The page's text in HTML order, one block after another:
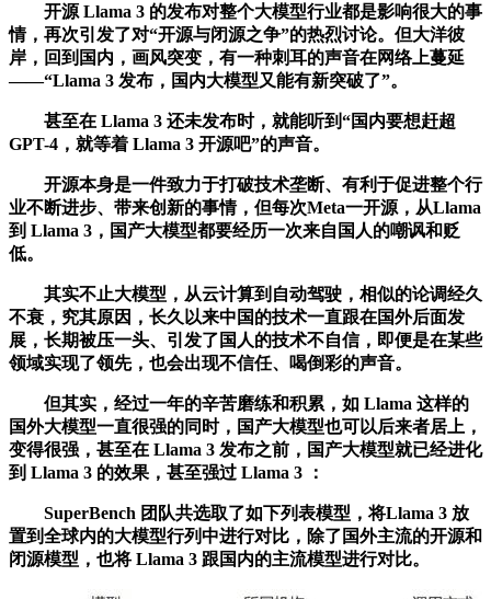
开源 Llama 3 的发布对整个大模型行业都是影响很大的事
情，再次引发了对“开源与闭源之争”的热烈讨论。但大洋彼
岸，回到国内，画风突变，有一种刺耳的声音在网络上蔓延
——“Llama 3 发布，国内大模型又能有新突破了”。
甚至在 Llama 3 还未发布时，就能听到“国内要想赶超
GPT-4，就等着 Llama 3 开源吧”的声音。
开源本身是一件致力于打破技术垄断、有利于促进整个行
业不断进步、带来创新的事情，但每次Meta一开源，从Llama
到 Llama 3，国产大模型都要经历一次来自国人的嘲讽和贬
低。
其实不止大模型，从云计算到自动驾驶，相似的论调经久
不衰，究其原因，长久以来中国的技术一直跟在国外后面发
展，长期被压一头、引发了国人的技术不自信，即便是在某些
领域实现了领先，也会出现不信任、喝倒彩的声音。
但其实，经过一年的辛苦磨练和积累，如 Llama 这样的
国外大模型一直很强的同时，国产大模型也可以后来者居上，
变得很强，甚至在 Llama 3 发布之前，国产大模型就已经进化
到 Llama 3 的效果，甚至强过 Llama 3 ：
SuperBench 团队共选取了如下列表模型，将Llama 3 放
置到全球内的大模型行列中进行对比，除了国外主流的开源和
闭源模型，也将 Llama 3 跟国内的主流模型进行对比。